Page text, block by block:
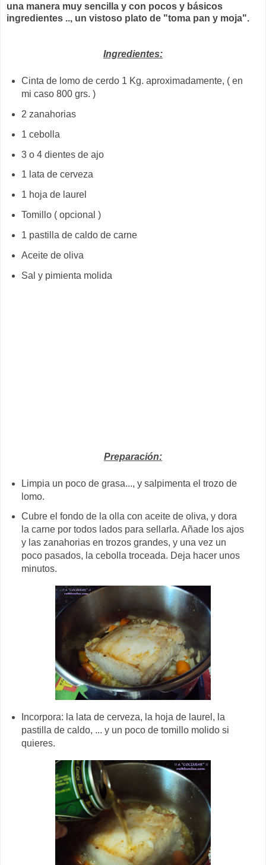
una manera muy sencilla y con pocos y básicos
ingredientes .., un vistoso plato de "toma pan y moja".
Ingredientes:
Cinta de lomo de cerdo 1 Kg. aproximadamente, ( en
mi caso 800 grs. )
2 zanahorias
1 cebolla
3 o 4 dientes de ajo
1 lata de cerveza
1 hoja de laurel
Tomillo ( opcional )
1 pastilla de caldo de carne
Aceite de oliva
Sal y pimienta molida
Preparación:
Limpia un poco de grasa..., y salpimenta el trozo de
lomo.
Cubre el fondo de la olla con aceite de oliva, y dora
la carne por todos lados para sellarla. Añade los ajos
y las zanahorias en trozos grandes, y una vez un
poco pasados, la cebolla troceada. Deja hacer unos
minutos.
Incorpora: la lata de cerveza, la hoja de laurel, la
pastilla de caldo, ... y un poco de tomillo molido si
quieres.